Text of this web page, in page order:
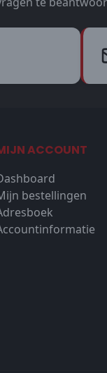
ACCOUNT
bestellingen